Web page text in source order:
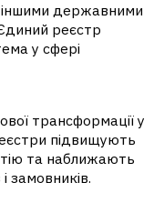
державними
реєстр
у сфері
трансформації у
підвищують
та наближають
і замовників.